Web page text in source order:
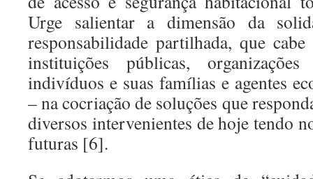
Urge salientar a dimensão da
responsabilidade partilhada, que
instituições públicas,
indivíduos e suas famílias e agentes
– na cocriação de soluções que
diversos intervenientes de hoje tendo
futuras [6].